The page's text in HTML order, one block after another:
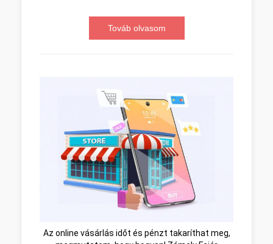
Továb olvasom
Az online vásárlás időt és pénzt takaríthat meg,